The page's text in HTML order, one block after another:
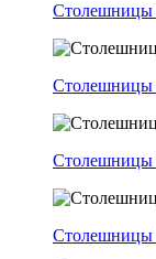
Столешницы
Столешницы
Столешницы